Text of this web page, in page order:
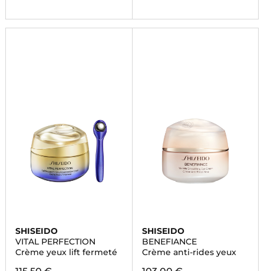
SHISEIDO
VITAL PERFECTION
Crème yeux lift fermeté
SHISEIDO
BENEFIANCE
Crème anti-rides yeux